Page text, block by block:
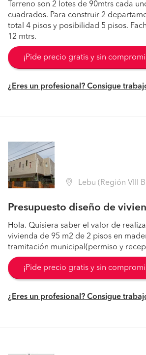
Terreno son 2 lotes de 90mtrs cada
cuadrados. Para construir 2
total 4 pisos y posibilidad 5 pisos.
12 mtrs.
¡Pide precio gratis y sin
¿Eres un profesional? Consigue
Lebu (Región VIII Biobío -
Presupuesto diseño de
Hola. Quisiera saber el valor de
vivienda de 95 m2 de 2 pisos en
tramitación municipal(permiso y
¡Pide precio gratis y sin
¿Eres un profesional? Consigue